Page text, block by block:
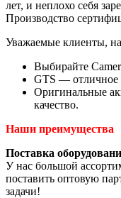
лет, и неплохо себя
Производство
Уважаемые клиенты,
Выбирайте
GTS — отличное
Оригинальные
качество.
Наши преимущества
Поставка
У нас большой
поставить оптовую
задачи!